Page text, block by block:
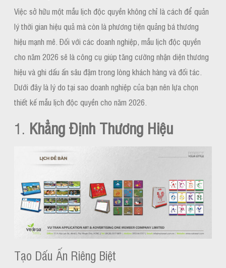
Việc sở hữu một mẫu lịch độc quyền không chỉ là cách để quản
lý thời gian hiệu quả mà còn là phương tiện quảng bá thương
hiệu mạnh mẽ. Đối với các doanh nghiệp, mẫu lịch độc quyền
cho năm 2026 sẽ là công cụ giúp tăng cường nhận diện thương
hiệu và ghi dấu ấn sâu đậm trong lòng khách hàng và đối tác.
Dưới đây là lý do tại sao doanh nghiệp của bạn nên lựa chọn
thiết kế mẫu lịch độc quyền cho năm 2026.
1. Khẳng Định Thương Hiệu
Tạo Dấu Ấn Riêng Biệt